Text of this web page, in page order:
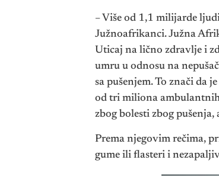
– Više od 1,1 milijarde
Južnoafrikanci. Južna
Uticaj na lično zdravlje i
umru u odnosu na
sa pušenjem. To znači da
od tri miliona ambulantnih
zbog bolesti zbog
Prema njegovim rečima,
gume ili flasteri i